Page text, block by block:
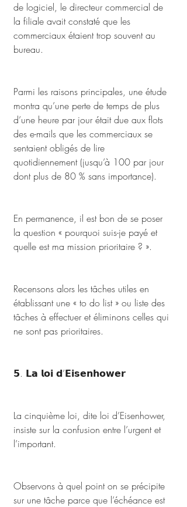
de logiciel, le directeur commercial de
la filiale avait constaté que les
commerciaux étaient trop souvent au
bureau.
Parmi les raisons principales, une étude
montra qu’une perte de temps de plus
d’une heure par jour était due aux flots
des e-mails que les commerciaux se
sentaient obligés de lire
quotidiennement (jusqu’à 100 par jour
dont plus de 80 % sans importance).
En permanence, il est bon de se poser
la question « pourquoi suis-je payé et
quelle est ma mission prioritaire ? ».
Recensons alors les tâches utiles en
établissant une « to do list » ou liste des
tâches à effectuer et éliminons celles qui
ne sont pas prioritaires.
𝟱. 𝗟𝗮 𝗹𝗼𝗶 𝗱’𝗘𝗶𝘀𝗲𝗻𝗵𝗼𝘄𝗲𝗿
La cinquième loi, dite loi d’Eisenhower,
insiste sur la confusion entre l’urgent et
l’important.
Observons à quel point on se précipite
sur une tâche parce que l’échéance est